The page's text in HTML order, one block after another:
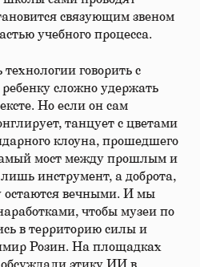
связующим звеном
учебного процесса.
говорить с
сложно удержать
Но если он сам
танцует с цветами
клоуна, прошедшего
мост между прошлым и
инструмент, а доброта,
остаются вечными. И мы
чтобы музеи по
в территорию силы и
Розин. На площадках